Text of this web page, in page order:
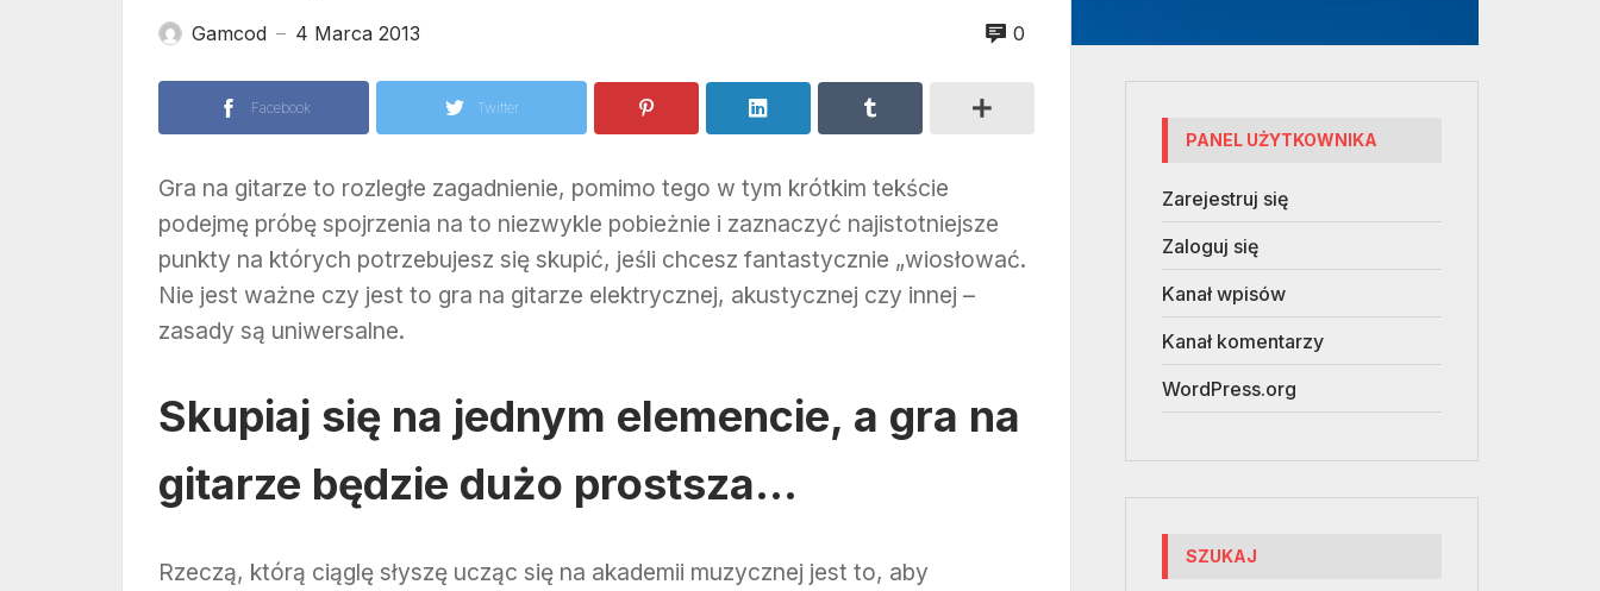
Gamcod — 4 Marca 2013 0
Facebook Twitter
Gra na gitarze to rozległe zagadnienie, pomimo tego w tym krótkim tekście
podejmę próbę spojrzenia na to niezwykle pobieżnie i zaznaczyć najistotniejsze
punkty na których potrzebujesz się skupić, jeśli chcesz fantastycznie „wiosłować.
Nie jest ważne czy jest to gra na gitarze elektrycznej, akustycznej czy innej –
zasady są uniwersalne.
Skupiaj się na jednym elemencie, a gra na
gitarze będzie dużo prostsza…
Rzeczą, którą ciąglę słyszę ucząc się na akademii muzycznej jest to, aby
PANEL UŻYTKOWNIKA
Zarejestruj się
Zaloguj się
Kanał wpisów
Kanał komentarzy
WordPress.org
SZUKAJ